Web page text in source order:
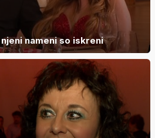
nameni so iskreni